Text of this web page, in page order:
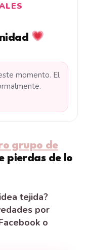
momento. El
grupo de
pierdas de lo
tejida?
por
o